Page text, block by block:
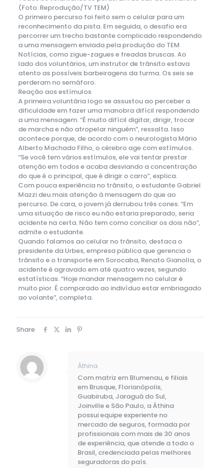
(Foto: Reprodução/TV TEM)
O primeiro percurso foi feito sem o celular para um
reconhecimento da pista. Em seguida, o desafio era
percorrer um trecho bastante complicado respondendo
a uma mensagem enviada pela produção do TEM
Notícias, como zigue-zagues e freadas bruscas. Ao
lado dos voluntários, um instrutor de trânsito estava
atento as possíveis barbeiragens da turma. Os seis se
perderam no semáforo.
Reação aos estímulos
A primeira voluntária logo se assustou ao perceber a
dificuldade em fazer uma manobra difícil respondendo
a uma mensagem. “É muito difícil digitar, dirigir, trocar
de marcha e não atropelar ninguém”, ressalta. Isso
acontece porque, de acordo com o neurologista Mário
Alberto Machado Filho, o cérebro age com estímulos.
“Se você tem vários estímulos, ele vai tentar prestar
atenção em todos e acaba desviando a concentração
do que é o principal, que é dirigir o carro”, explica.
Com pouca experiência no trânsito, o estudante Gabriel
Mazzi deu mais atenção à mensagem do que ao
percurso. De cara, o jovem já derrubou três cones. “Em
uma situação de risco eu não estaria preparado, seria
acidente na certa. Não tem como conciliar os dois não”,
admite o estudante.
Quando falamos ao celular no trânsito, destaca o
presidente da Urbes, empresa pública que gerencia o
trânsito e o transporte em Sorocaba, Renato Gianolla, o
acidente é agravado em até quatro vezes, segundo
estatísticas. “Hoje mandar mensagem no celular é
muito pior. É comparado ao indivíduo estar embriagado
ao volante”, completa.
Share
Áthina
Com matriz em Blumenau, e filiais
em Brusque, Florianópolis,
Guabiruba, Jaraguá do Sul,
Joinville e São Paulo, a Áthina
possui equipe experiente no
mercado de seguros, formada por
profissionais com mais de 30 anos
de experiência, que atende a todo o
Brasil, credenciada pelas melhores
seguradoras do país.